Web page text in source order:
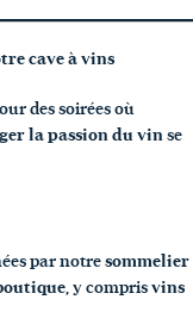
cave à vins
des soirées où
la passion du vin se
par notre sommelier
, y compris vins